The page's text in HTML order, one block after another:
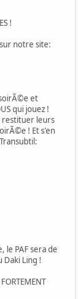
!
notre site:
et
qui jouez !
restituer leurs
! Et s'en
le PAF sera de
Daki Ling !